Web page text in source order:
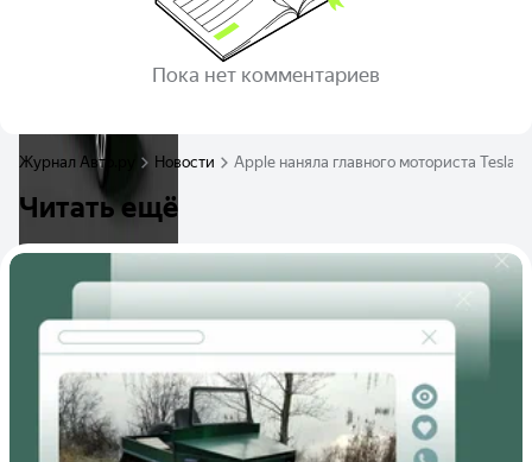
Пока нет комментариев
Журнал Авто.ру Новости Apple наняла главного моториста Tesla
Читать ещё